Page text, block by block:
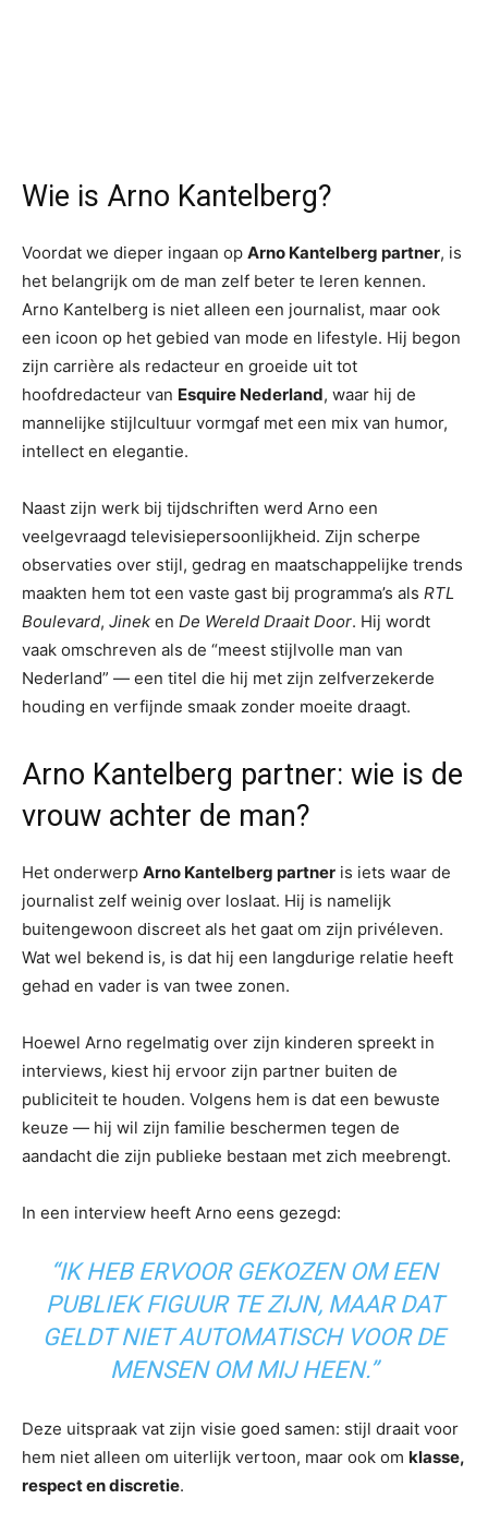
Wie is Arno Kantelberg?
Voordat we dieper ingaan op Arno Kantelberg partner, is
het belangrijk om de man zelf beter te leren kennen.
Arno Kantelberg is niet alleen een journalist, maar ook
een icoon op het gebied van mode en lifestyle. Hij begon
zijn carrière als redacteur en groeide uit tot
hoofdredacteur van Esquire Nederland, waar hij de
mannelijke stijlcultuur vormgaf met een mix van humor,
intellect en elegantie.
Naast zijn werk bij tijdschriften werd Arno een
veelgevraagd televisiepersoonlijkheid. Zijn scherpe
observaties over stijl, gedrag en maatschappelijke trends
maakten hem tot een vaste gast bij programma’s als RTL
Boulevard, Jinek en De Wereld Draait Door. Hij wordt
vaak omschreven als de “meest stijlvolle man van
Nederland” — een titel die hij met zijn zelfverzekerde
houding en verfijnde smaak zonder moeite draagt.
Arno Kantelberg partner: wie is de
vrouw achter de man?
Het onderwerp Arno Kantelberg partner is iets waar de
journalist zelf weinig over loslaat. Hij is namelijk
buitengewoon discreet als het gaat om zijn privéleven.
Wat wel bekend is, is dat hij een langdurige relatie heeft
gehad en vader is van twee zonen.
Hoewel Arno regelmatig over zijn kinderen spreekt in
interviews, kiest hij ervoor zijn partner buiten de
publiciteit te houden. Volgens hem is dat een bewuste
keuze — hij wil zijn familie beschermen tegen de
aandacht die zijn publieke bestaan met zich meebrengt.
In een interview heeft Arno eens gezegd:
“IK HEB ERVOOR GEKOZEN OM EEN
PUBLIEK FIGUUR TE ZIJN, MAAR DAT
GELDT NIET AUTOMATISCH VOOR DE
MENSEN OM MIJ HEEN.”
Deze uitspraak vat zijn visie goed samen: stijl draait voor
hem niet alleen om uiterlijk vertoon, maar ook om klasse,
respect en discretie.